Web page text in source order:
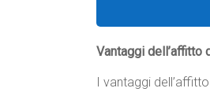
Vantaggi
I vantaggi